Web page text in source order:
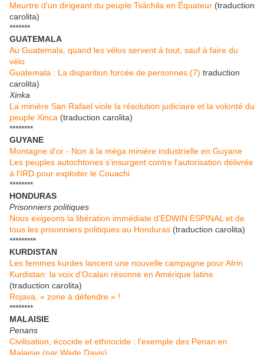
Meurtre d'un dirigeant du peuple Tsáchila en Équateur (traduction
carolita)
*******
GUATEMALA
Au Guatemala, quand les vélos servent à tout, sauf à faire du
vélo
Guatemala : La disparition forcée de personnes (7) traduction
carolita)
Xinka
La minière San Rafael viole la résolution judiciaire et la volonté du
peuple Xinca (traduction carolita)
********
GUYANE
Montagne d'or - Non à la méga minière industrielle en Guyane
Les peuples autochtones s'insurgent contre l'autorisation délivrée
à l'IRD pour exploiter le Couachi
********
HONDURAS
Prisonniers politiques
Nous exigeons la libération immédiate d'EDWIN ESPINAL et de
tous les prisonniers politiques au Honduras (traduction carolita)
*********
KURDISTAN
Les femmes kurdes lancent une nouvelle campagne pour Afrin
Kurdistan: la voix d'Ocalan résonne en Amérique latine
(traduction carolita)
Rojava, « zone à défendre » !
********
MALAISIE
Penans
Civilisation, écocide et ethnocide : l'exemple des Penan en
Malaisie (par Wade Davis)